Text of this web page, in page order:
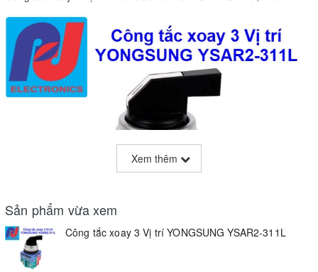
Xem thêm
Sản phẩm vừa xem
Công tắc xoay 3 Vị trí YONGSUNG YSAR2-311L